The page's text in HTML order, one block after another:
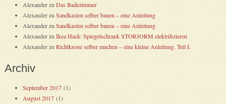
Alexanderzu Das Badezimmer
Alexanderzu Sandkasten selber bauen – eine Anleitung
Alexanderzu Sandkasten selber bauen – eine Anleitung
Alexanderzu Ikea Hack: Spiegelschrank STORJORM elektrifizieren
Alexanderzu Richtkrone selber machen – eine kleine Anleitung. Teil I.
Archiv
September 2017(1)
August 2017(1)